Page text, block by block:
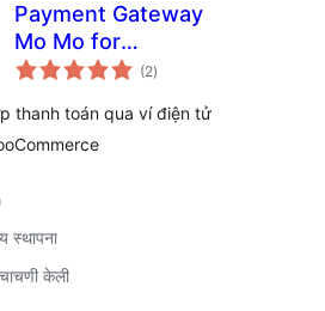
Payment Gateway
Mo Mo for
WooCommerce
(2एकूण
मूल्यांकन
)
thanh toán qua ví điện tử
स्थापना
केली